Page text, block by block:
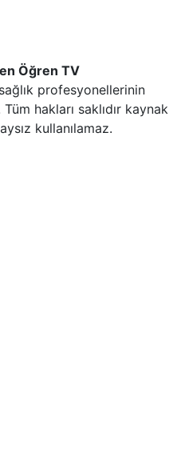
Öğren TV
profesyonellerinin
Tüm hakları saklıdır kaynak
kullanılamaz.